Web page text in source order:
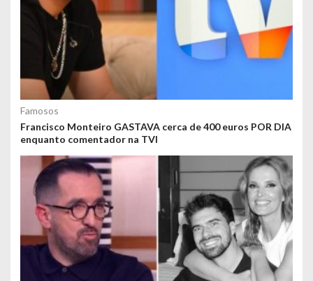
Famosos
Francisco Monteiro GASTAVA cerca de 400 euros POR DIA
enquanto comentador na TVI